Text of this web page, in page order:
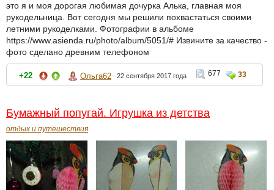
это я и моя дорогая любимая дочурка Алька, главная моя
рукодельница. Вот сегодня мы решили похвастаться своими
летними рукоделками. Фотографии в альбоме
https://www.asienda.ru/photo/album/5051/# Извините за качество -
фото сделано древним телефоном
+22 Ольга62 22 сентября 2017 года 677 33
Бумажный попугай. Игрушка из детства
отдых и путешествия